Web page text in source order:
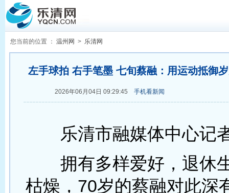
您当前的位置 ： 温州网 > 乐清网
左手球拍 右手笔墨 七旬蔡融：用运动抵御
2026年06月04日 09:29:45 手机看新闻
乐清市融媒体中心记
拥有多样爱好，退休
枯燥，70岁的蔡融对此深